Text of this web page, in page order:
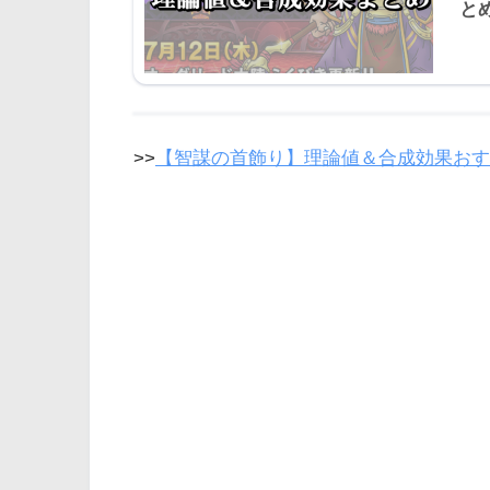
と
>> 【智謀の首飾り】理論値＆合成効果お